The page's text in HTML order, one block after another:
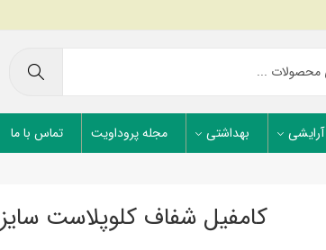
آرایشی بهداشتی مجله پروداویت تماس با ما
کامفیل شفاف کلوپلاست سایز 15*15 کد 3539